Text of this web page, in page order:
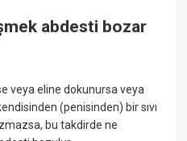
abdesti bozar
veya eline dokunursa veya
(penisinden) bir sıvı
bu takdirde ne